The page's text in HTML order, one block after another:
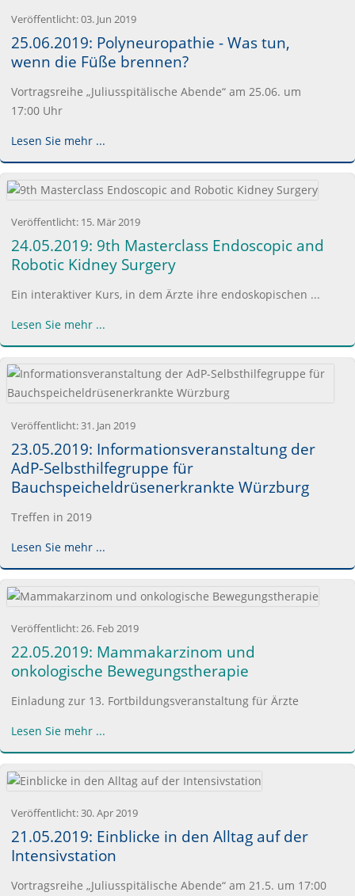
Veröffentlicht:03. Jun 2019
25.06.2019: Polyneuropathie - Was tun,
wenn die Füße brennen?
Vortragsreihe „Juliusspitälische Abende“ am 25.06. um
17:00 Uhr
Lesen Sie mehr ...
Veröffentlicht: 15. Mär 2019
24.05.2019: 9th Masterclass Endoscopic and
Robotic Kidney Surgery
Ein interaktiver Kurs, in dem Ärzte ihre endoskopischen ...
Lesen Sie mehr ...
Veröffentlicht:31. Jan 2019
23.05.2019: Informationsveranstaltung der
AdP-Selbsthilfegruppe für
Bauchspeicheldrüsenerkrankte Würzburg
Treffen in 2019
Lesen Sie mehr ...
Veröffentlicht:26. Feb 2019
22.05.2019: Mammakarzinom und
onkologische Bewegungstherapie
Einladung zur 13. Fortbildungsveranstaltung für Ärzte
Lesen Sie mehr ...
Veröffentlicht:30. Apr 2019
21.05.2019: Einblicke in den Alltag auf der
Intensivstation
Vortragsreihe „Juliusspitälische Abende“ am 21.5. um 17:00